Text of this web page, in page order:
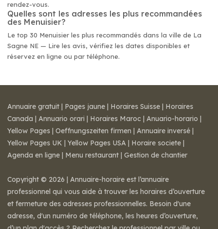
rendez-vous.
Quelles sont les adresses les plus recommandées
des Menuisier?
Le top 30 Menuisier les plus recommandés dans la ville de La
Sagne NE — Lire les avis, vérifiez les dates disponibles et
réservez en ligne ou par téléphone.
Annuaire gratuit | Pages jaune | Horaires Suisse | Horaires
Canada | Annuario orari | Horaires Maroc | Anuario-horario |
Yellow Pages | Oeffnungszeiten firmen | Annuaire inversé |
Yellow Pages UK | Yellow Pages USA | Horaire societe |
Agenda en ligne | Menu restaurant | Gestion de chantier
Copyright © 2026 | Annuaire-horaire est l’annuaire
professionnel qui vous aide à trouver les horaires d’ouverture
et fermeture des adresses professionnelles. Besoin d'une
adresse, d'un numéro de téléphone, les heures d’ouverture,